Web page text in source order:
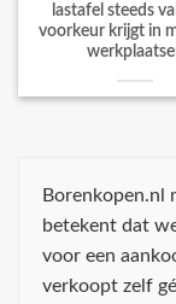
lastafel steeds
voorkeur krijgt in
Borenkopen.nl
betekent dat
voor een
verkoopt zelf